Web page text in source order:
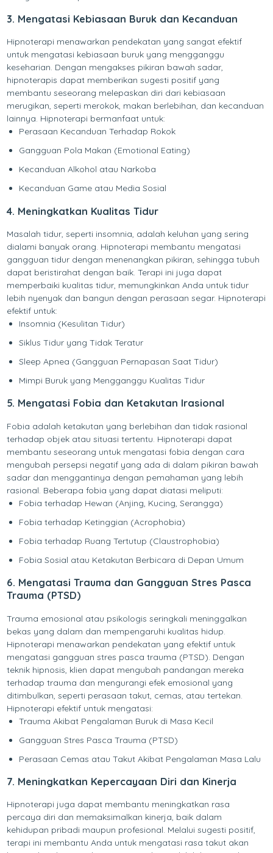
3. Mengatasi Kebiasaan Buruk dan Kecanduan
Hipnoterapi menawarkan pendekatan yang sangat efektif
untuk mengatasi kebiasaan buruk yang mengganggu
keseharian. Dengan mengakses pikiran bawah sadar,
hipnoterapis dapat memberikan sugesti positif yang
membantu seseorang melepaskan diri dari kebiasaan
merugikan, seperti merokok, makan berlebihan, dan kecanduan
lainnya. Hipnoterapi bermanfaat untuk:
Perasaan Kecanduan Terhadap Rokok
Gangguan Pola Makan (Emotional Eating)
Kecanduan Alkohol atau Narkoba
Kecanduan Game atau Media Sosial
4. Meningkatkan Kualitas Tidur
Masalah tidur, seperti insomnia, adalah keluhan yang sering
dialami banyak orang. Hipnoterapi membantu mengatasi
gangguan tidur dengan menenangkan pikiran, sehingga tubuh
dapat beristirahat dengan baik. Terapi ini juga dapat
memperbaiki kualitas tidur, memungkinkan Anda untuk tidur
lebih nyenyak dan bangun dengan perasaan segar. Hipnoterapi
efektif untuk:
Insomnia (Kesulitan Tidur)
Siklus Tidur yang Tidak Teratur
Sleep Apnea (Gangguan Pernapasan Saat Tidur)
Mimpi Buruk yang Mengganggu Kualitas Tidur
5. Mengatasi Fobia dan Ketakutan Irasional
Fobia adalah ketakutan yang berlebihan dan tidak rasional
terhadap objek atau situasi tertentu. Hipnoterapi dapat
membantu seseorang untuk mengatasi fobia dengan cara
mengubah persepsi negatif yang ada di dalam pikiran bawah
sadar dan menggantinya dengan pemahaman yang lebih
rasional. Beberapa fobia yang dapat diatasi meliputi:
Fobia terhadap Hewan (Anjing, Kucing, Serangga)
Fobia terhadap Ketinggian (Acrophobia)
Fobia terhadap Ruang Tertutup (Claustrophobia)
Fobia Sosial atau Ketakutan Berbicara di Depan Umum
6. Mengatasi Trauma dan Gangguan Stres Pasca
Trauma (PTSD)
Trauma emosional atau psikologis seringkali meninggalkan
bekas yang dalam dan mempengaruhi kualitas hidup.
Hipnoterapi menawarkan pendekatan yang efektif untuk
mengatasi gangguan stres pasca trauma (PTSD). Dengan
teknik hipnosis, klien dapat mengubah pandangan mereka
terhadap trauma dan mengurangi efek emosional yang
ditimbulkan, seperti perasaan takut, cemas, atau tertekan.
Hipnoterapi efektif untuk mengatasi:
Trauma Akibat Pengalaman Buruk di Masa Kecil
Gangguan Stres Pasca Trauma (PTSD)
Perasaan Cemas atau Takut Akibat Pengalaman Masa Lalu
7. Meningkatkan Kepercayaan Diri dan Kinerja
Hipnoterapi juga dapat membantu meningkatkan rasa
percaya diri dan memaksimalkan kinerja, baik dalam
kehidupan pribadi maupun profesional. Melalui sugesti positif,
terapi ini membantu Anda untuk mengatasi rasa takut akan